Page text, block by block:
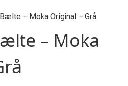
– Moka Original – Grå
– Moka